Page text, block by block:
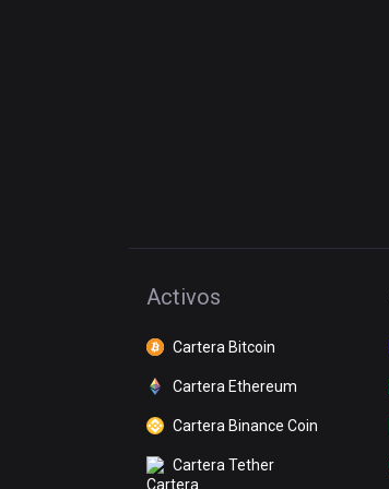
Activos
Cartera Bitcoin
Cartera Ethereum
Cartera Binance Coin
Cartera Tether